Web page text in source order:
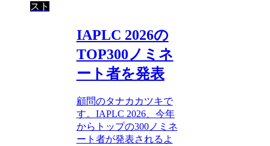
スト
IAPLC 2026の
TOP300ノミネ
ート者を発表
顧問のタナカカツキで
す。IAPLC 2026、今年
からトップの300ノミネ
ート者が発表されるよ